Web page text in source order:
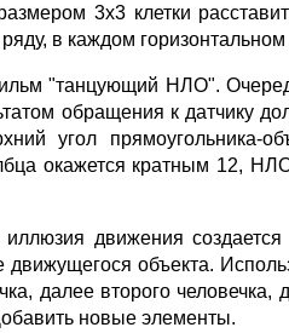
3х3 клетки
в каждом
"танцующий НЛО".
обращения к датчику
угол
окажется кратным 12,
движения
объекта.
далее второго
новые элементы.